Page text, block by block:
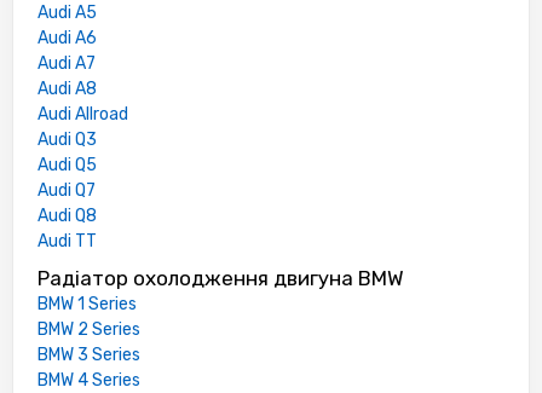
Audi A5
Audi A6
Audi A7
Audi A8
Audi Allroad
Audi Q3
Audi Q5
Audi Q7
Audi Q8
Audi TT
Радіатор охолодження двигуна BMW
BMW 1 Series
BMW 2 Series
BMW 3 Series
BMW 4 Series